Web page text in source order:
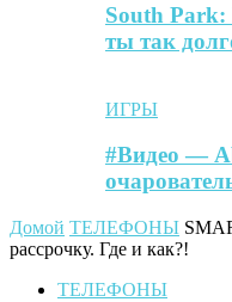
South Park:
ты так
ИГРЫ
#Видео —
Домой ТЕЛЕФОНЫ
рассрочку. Где и как?!
ТЕЛЕФОНЫ